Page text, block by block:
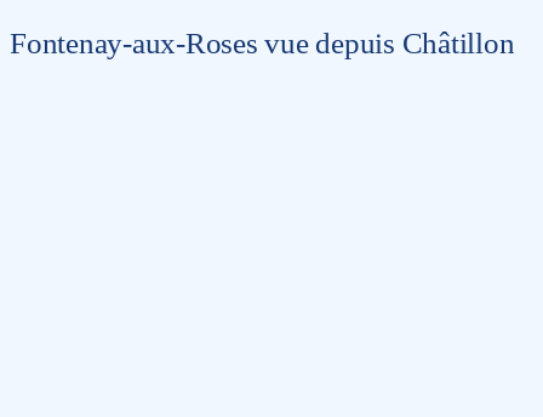
Fontenay-aux-Roses vue depuis Châtillon